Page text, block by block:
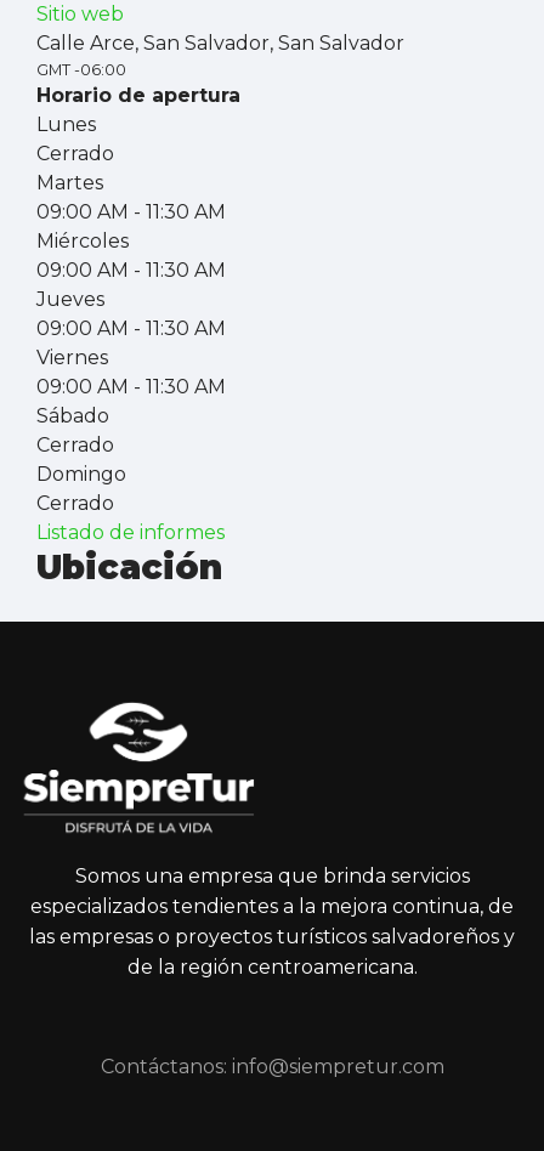
Sitio web
Calle Arce, San Salvador, San Salvador
GMT -06:00
Horario de apertura
Lunes
Cerrado
Martes
09:00 AM - 11:30 AM
Miércoles
09:00 AM - 11:30 AM
Jueves
09:00 AM - 11:30 AM
Viernes
09:00 AM - 11:30 AM
Sábado
Cerrado
Domingo
Cerrado
Listado de informes
Ubicación
Somos una empresa que brinda servicios
especializados tendientes a la mejora continua, de
las empresas o proyectos turísticos salvadoreños y
de la región centroamericana.
Contáctanos: info@siempretur.com